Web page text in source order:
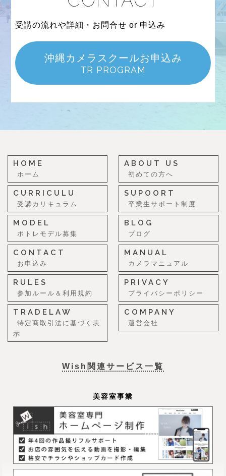
受講の流れや詳細・お問合せ or 申込み
沖縄カメラスクールお申込み
TR PROGRAM
HOME
ホーム
ABOUT US
初めての方へ
CURRICULU
受講カリキュラム
SUPOORT
卒業生サポート制度
MODEL
ポトレモデル募集
BLOG
ブログ
CONTACT
お申込み
MANUAL
カメラマニュアル
RULES
参加ルール＆利用規約
PRIVACY
プライバシーポリシー
TRADELAW
特定商取引法に基づく表
示
COMPANY
運営会社
Wish関連サービス一覧
美容室事業